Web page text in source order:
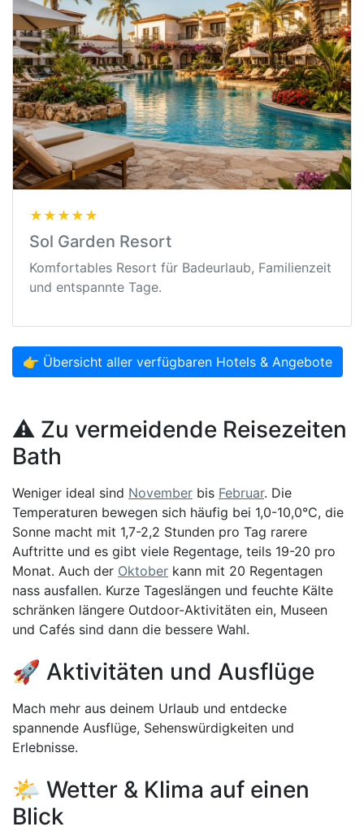
★★★★★
Sol Garden Resort
Komfortables Resort für Badeurlaub, Familienzeit
und entspannte Tage.
👉 Übersicht aller verfügbaren Hotels & Angebote
⚠️ Zu vermeidende Reisezeiten
Bath
Weniger ideal sind November bis Februar. Die
Temperaturen bewegen sich häufig bei 1,0-10,0°C, die
Sonne macht mit 1,7-2,2 Stunden pro Tag rarere
Auftritte und es gibt viele Regentage, teils 19-20 pro
Monat. Auch der Oktober kann mit 20 Regentagen
nass ausfallen. Kurze Tageslängen und feuchte Kälte
schränken längere Outdoor-Aktivitäten ein, Museen
und Cafés sind dann die bessere Wahl.
🚀 Aktivitäten und Ausflüge
Mach mehr aus deinem Urlaub und entdecke
spannende Ausflüge, Sehenswürdigkeiten und
Erlebnisse.
🌤️ Wetter & Klima auf einen
Blick